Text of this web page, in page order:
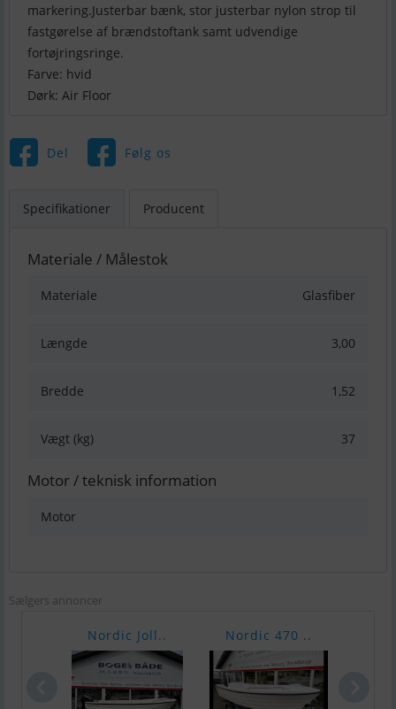
markering.Justerbar bænk, stor justerbar nylon strop til
fastgørelse af brændstoftank samt udvendige
fortøjringsringe.
Farve: hvid
Dørk: Air Floor
Del Følg os
Specifikationer Producent
Materiale / Målestok
Materiale Glasfiber
Længde 3,00
Bredde 1,52
Vægt (kg) 37
Motor / teknisk information
Motor
Sælgers annoncer
Nordic Joll.. Nordic 470 ..